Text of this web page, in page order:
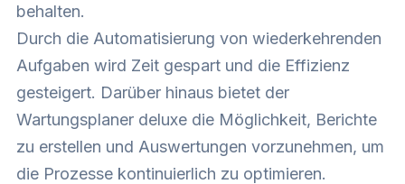
behalten.
Durch die Automatisierung von wiederkehrenden
Aufgaben wird Zeit gespart und die Effizienz
gesteigert. Darüber hinaus bietet der
Wartungsplaner deluxe die Möglichkeit, Berichte
zu erstellen und Auswertungen vorzunehmen, um
die Prozesse kontinuierlich zu optimieren.